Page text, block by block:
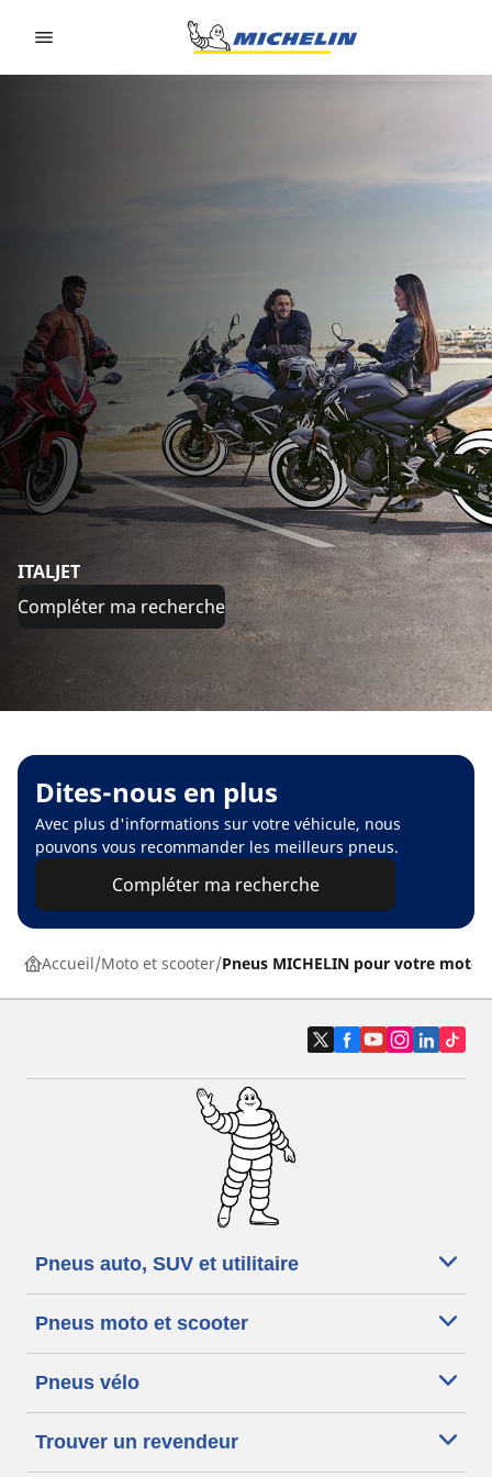
ITALJET
Compléter ma recherche
Dites-nous en plus
Avec plus d'informations sur votre véhicule, nous
pouvons vous recommander les meilleurs pneus.
Compléter ma recherche
Accueil Moto et scooter Pneus MICHELIN pour votre moto
Pneus auto, SUV et utilitaire
Pneus moto et scooter
Pneus vélo
Trouver un revendeur